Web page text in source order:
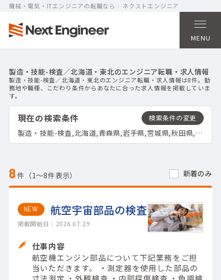
機械・電気・ITエンジニアの転職なら ネクストエンジニア
MENU
製造・技能-検査／北海道・東北のエンジニア転職・求人情報
製造・技能-検査／北海道・東北のエンジニア転職・求人情報は8件。勤
務地や職種、こだわり条件からあなたに合った求人情報を掲載していま
す。
現在の検索条件
製造・技能-検査,北海道,青森県,岩手県,宮城県,秋田県,山形県,福島県
8件（1〜8件表示） 新着のみ
NEW 航空宇宙部品の検査
掲載開始日：2026.07.29
仕事内容
航空機エンジン部品について下記業務をご担
当いただきます。 ・測定器を使用した部品の